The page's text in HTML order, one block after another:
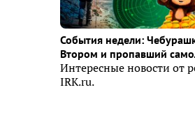
События недели:
Втором и пропавший
Интересные новости от
IRK.ru.